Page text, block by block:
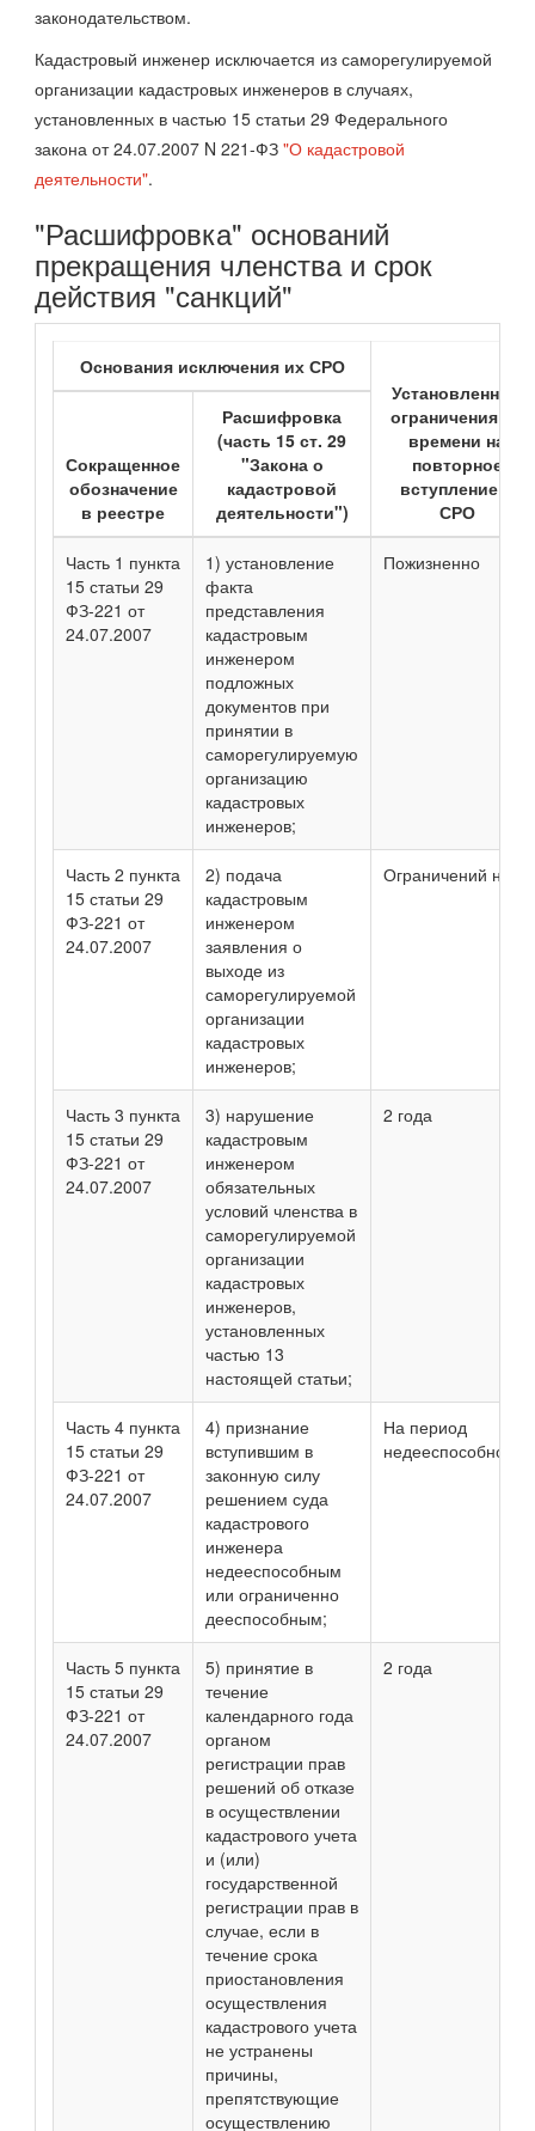
законодательством.
Кадастровый инженер исключается из саморегулируемой
организации кадастровых инженеров в случаях,
установленных в частью 15 статьи 29 Федерального
закона от 24.07.2007 N 221-ФЗ "О кадастровой
деятельности".
"Расшифровка" оснований
прекращения членства и срок
действия "санкций"
Основания исключения их СРО
Установленные
ограничения во
времени на
повторное
вступление в
СРО
Сокращенное
обозначение
в реестре
Расшифровка
(часть 15 ст. 29
"Закона о
кадастровой
деятельности")
Часть 1 пункта
15 статьи 29
ФЗ-221 от
24.07.2007
1) установление
факта
представления
кадастровым
инженером
подложных
документов при
принятии в
саморегулируемую
организацию
кадастровых
инженеров;
Пожизненно
Часть 2 пункта
15 статьи 29
ФЗ-221 от
24.07.2007
2) подача
кадастровым
инженером
заявления о
выходе из
саморегулируемой
организации
кадастровых
инженеров;
Ограничений нет
Часть 3 пункта
15 статьи 29
ФЗ-221 от
24.07.2007
3) нарушение
кадастровым
инженером
обязательных
условий членства в
саморегулируемой
организации
кадастровых
инженеров,
установленных
частью 13
настоящей статьи;
2 года
Часть 4 пункта
15 статьи 29
ФЗ-221 от
24.07.2007
4) признание
вступившим в
законную силу
решением суда
кадастрового
инженера
недееспособным
или ограниченно
дееспособным;
На период
недееспособности
Часть 5 пункта
15 статьи 29
ФЗ-221 от
24.07.2007
5) принятие в
течение
календарного года
органом
регистрации прав
решений об отказе
в осуществлении
кадастрового учета
и (или)
государственной
регистрации прав в
случае, если в
течение срока
приостановления
осуществления
кадастрового учета
не устранены
причины,
препятствующие
осуществлению
2 года